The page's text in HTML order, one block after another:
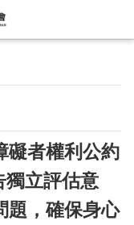
礙者權利公約
獨立評估意
題，確保身心